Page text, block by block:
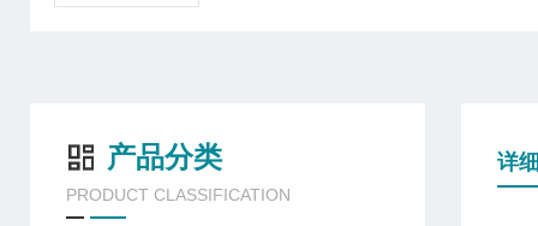
产品分类
PRODUCT CLASSIFICATION
详